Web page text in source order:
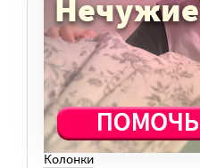
ТЕМЫ
Вера
Законы
История
Колонки